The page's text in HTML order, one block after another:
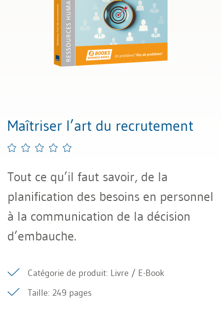
Maîtriser l’art du recrutement
Tout ce qu’il faut savoir, de la
planification des besoins en personnel
à la communication de la décision
d’embauche.
Catégorie de produit: Livre / E-Book
Taille: 249 pages